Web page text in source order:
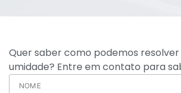
Quer saber como podemos resolver
umidade? Entre em contato para